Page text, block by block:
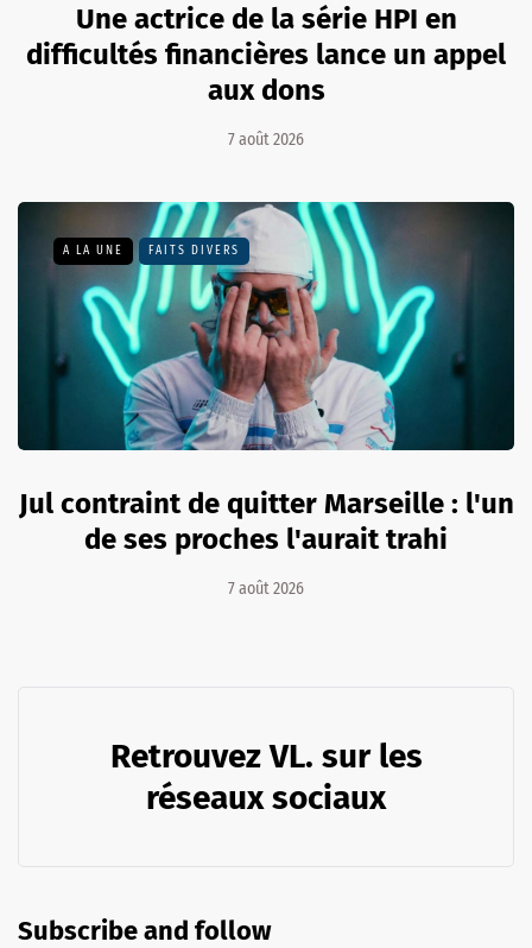
Une actrice de la série HPI en
difficultés financières lance un appel
aux dons
7 août 2026
A LA UNE FAITS DIVERS
Jul contraint de quitter Marseille : l'un
de ses proches l'aurait trahi
7 août 2026
Retrouvez VL. sur les
réseaux sociaux
Subscribe and follow